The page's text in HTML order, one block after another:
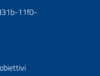
11f0-